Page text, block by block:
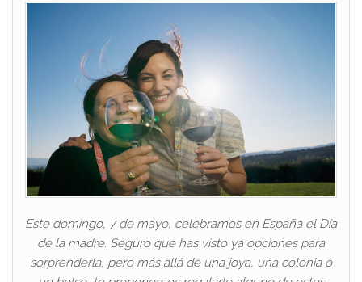
Este domingo, 7 de mayo, celebramos en España el Día
de la madre. Seguro que has visto ya opciones para
sorprenderla, pero más allá de una joya, una colonia o